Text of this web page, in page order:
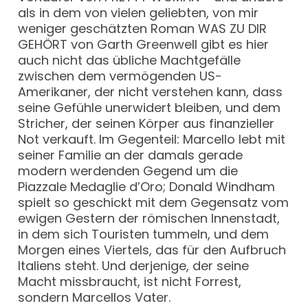
als in dem von vielen geliebten, von mir
weniger geschätzten Roman WAS ZU DIR
GEHÖRT von Garth Greenwell gibt es hier
auch nicht das übliche Machtgefälle
zwischen dem vermögenden US-
Amerikaner, der nicht verstehen kann, dass
seine Gefühle unerwidert bleiben, und dem
Stricher, der seinen Körper aus finanzieller
Not verkauft. Im Gegenteil: Marcello lebt mit
seiner Familie an der damals gerade
modern werdenden Gegend um die
Piazzale Medaglie d’Oro; Donald Windham
spielt so geschickt mit dem Gegensatz vom
ewigen Gestern der römischen Innenstadt,
in dem sich Touristen tummeln, und dem
Morgen eines Viertels, das für den Aufbruch
Italiens steht. Und derjenige, der seine
Macht missbraucht, ist nicht Forrest,
sondern Marcellos Vater.